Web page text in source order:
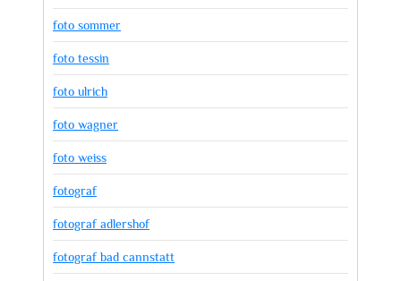
foto sommer
foto tessin
foto ulrich
foto wagner
foto weiss
fotograf
fotograf adlershof
fotograf bad cannstatt